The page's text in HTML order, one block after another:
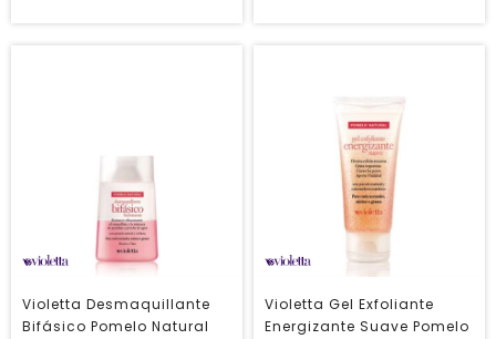
Violetta Desmaquillante
Bifásico Pomelo Natural
Violetta Gel Exfoliante
Energizante Suave Pomelo